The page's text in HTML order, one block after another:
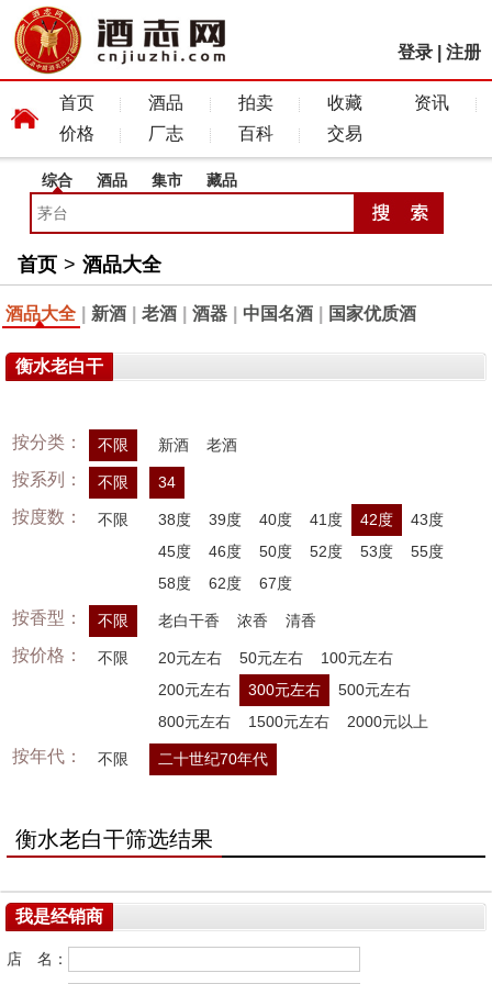
登录 注册
首页 酒品 拍卖 收藏
资讯
价格
厂志 百科 交易
综合 酒品 集市 藏品
首页 > 酒品大全
酒品大全 新酒 老酒 酒器 中国名酒 国家优质酒
衡水老白干
按分类： 不限 新酒 老酒
按系列： 不限 34
按度数： 不限 38度 39度 40度 41度 42度
43度
45度
46度 50度 52度 53度
55度
58度
62度 67度
按香型： 不限 老白干香 浓香 清香
按价格： 不限 20元左右 50元左右
100元左右
200元左右
300元左右
500元左右
800元左右
1500元左右 2000元以上
按年代： 不限 二十世纪70年代
衡水老白干筛选结果
我是经销商
店 名：